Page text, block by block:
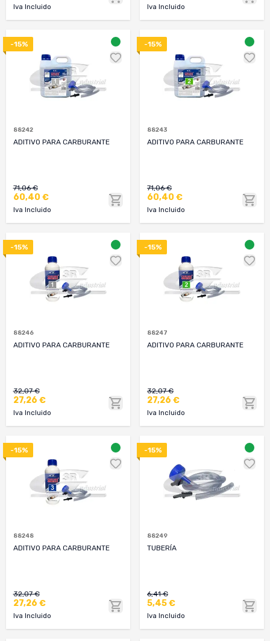
Iva Incluido Iva Incluido
-15%
88242
ADITIVO PARA CARBURANTE
71,06 €
60,40 €
Iva Incluido
-15%
88243
ADITIVO PARA CARBURANTE
71,06 €
60,40 €
Iva Incluido
-15%
88246
ADITIVO PARA CARBURANTE
32,07 €
27,26 €
Iva Incluido
-15%
88247
ADITIVO PARA CARBURANTE
32,07 €
27,26 €
Iva Incluido
-15%
88248
ADITIVO PARA CARBURANTE
32,07 €
27,26 €
Iva Incluido
-15%
88249
TUBERÍA
6,41 €
5,45 €
Iva Incluido